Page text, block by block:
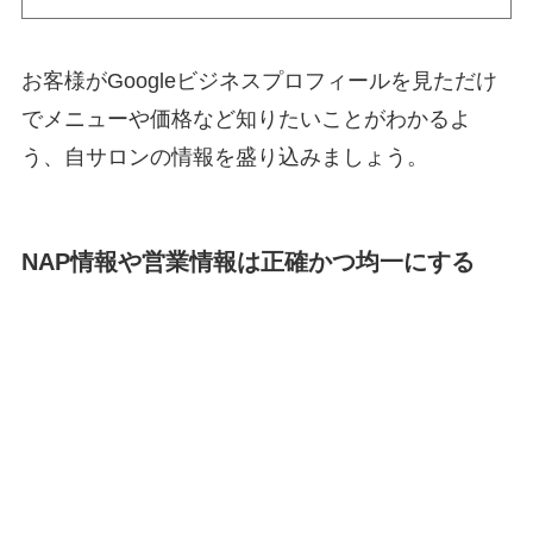
お客様がGoogleビジネスプロフィールを見ただけ
でメニューや価格など知りたいことがわかるよ
う、自サロンの情報を盛り込みましょう。
NAP情報や営業情報は正確かつ均一にする